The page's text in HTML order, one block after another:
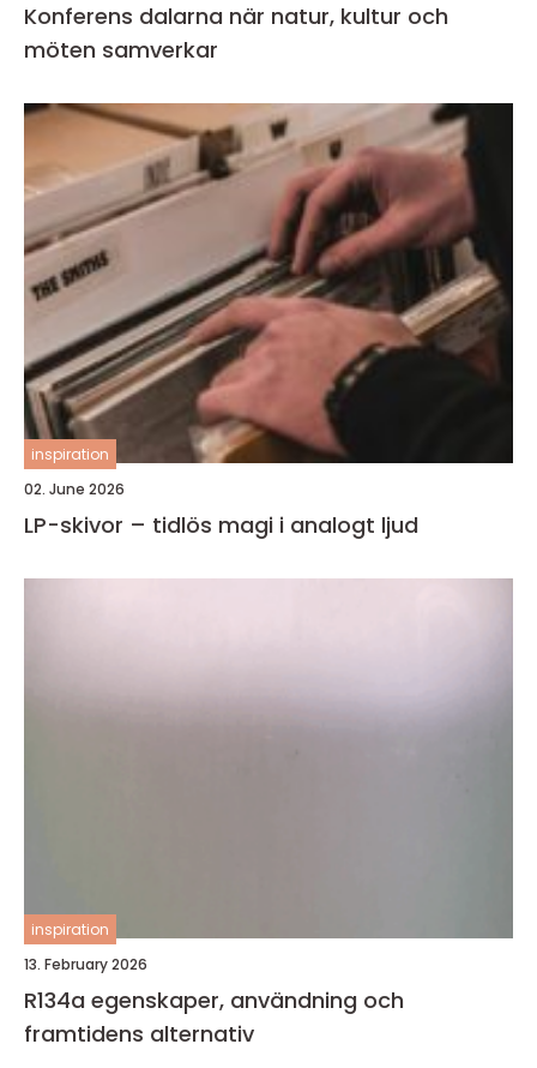
Konferens dalarna när natur, kultur och
möten samverkar
inspiration
02. June 2026
LP-skivor – tidlös magi i analogt ljud
inspiration
13. February 2026
R134a egenskaper, användning och
framtidens alternativ